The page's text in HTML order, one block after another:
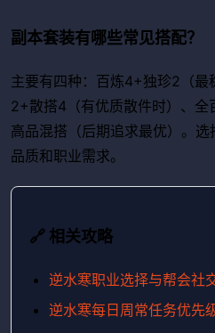
副本套装有哪些常见搭配？
主要有四种：百炼4+独珍2（最
2+散搭4（有优质散件时）、全
高品混搭（后期追求最优）。
品质和职业需求。
🔗 相关攻略
逆水寒职业选择与帮会社
逆水寒每日周常任务优先